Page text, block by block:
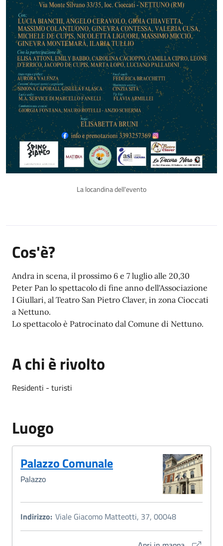
La locandina dell'evento
Cos'è?
Andra in scena, il prossimo 6 e 7 luglio alle 20,30
Peter Pan lo spettacolo di fine anno dell'Associazione
I Giullari, al Teatro San Pietro Claver, in zona Cioccati
a Nettuno.
Lo spettacolo è Patrocinato dal Comune di Nettuno.
A chi è rivolto
Residenti - turisti
Luogo
Palazzo Comunale
Palazzo
Indirizzo: Viale Giacomo Matteotti, 37, 00048